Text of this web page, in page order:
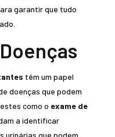
garantir que tudo
têm um papel
doenças que podem
como o exame de
a identificar
urinárias que podem